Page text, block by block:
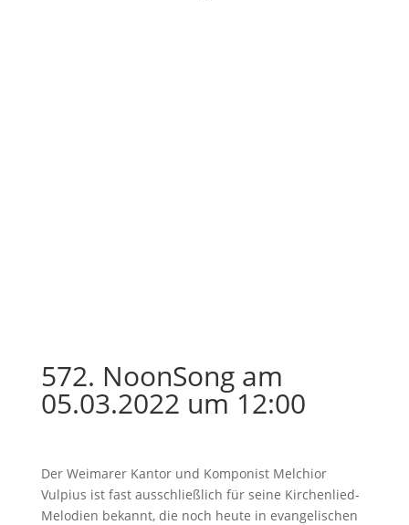
572. NoonSong am
05.03.2022 um 12:00
Der Weimarer Kantor und Komponist Melchior
Vulpius ist fast ausschließlich für seine Kirchenlied-
Melodien bekannt, die noch heute in evangelischen